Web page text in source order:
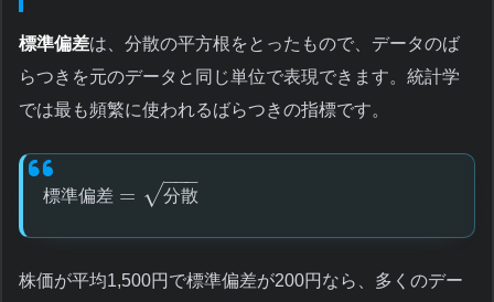
標準偏差は、分散の平方根をとったもので、データのば
らつきを元のデータと同じ単位で表現できます。統計学
では最も頻繁に使われるばらつきの指標です。
標準偏差 = 分散
−−
−
√
株価が平均1,500円で標準偏差が200円なら、多くのデー